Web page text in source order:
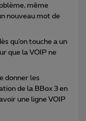
même
nouveau mot de
qu’on touche a un
que la VOIP ne
donner les
de la BBox 3 en
une ligne VOIP